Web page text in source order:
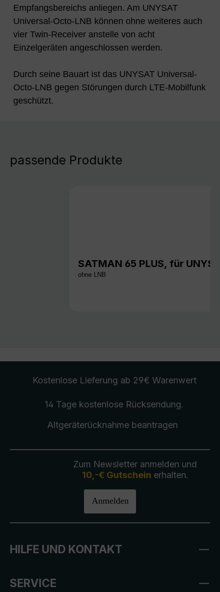
Empfangsbereichs anliegen. Am UNYSAT
Universal-Octo-LNB können ohne weiteres auch
vier Twin-Receiver anstelle von acht
Einzelgeräten angeschlossen werden.
Durch seine Bauart ist das UNYSAT Universal-
Octo-LNB gegen Störungen durch LTE-Mobilfunk
geschützt.
passende Produkte
SATMAN 65 PLUS, für
ohne LNB
Kostenlose Lieferung ab 29€ Warenwert
14 Tage kostenlose Rücksendung.
Altgeräterücknahmebeantragen
Zum Newsletter anmelden und
10,-€ Gutschein erhalten.
Anmelden
HILFE UND KONTAKT
SERVICE